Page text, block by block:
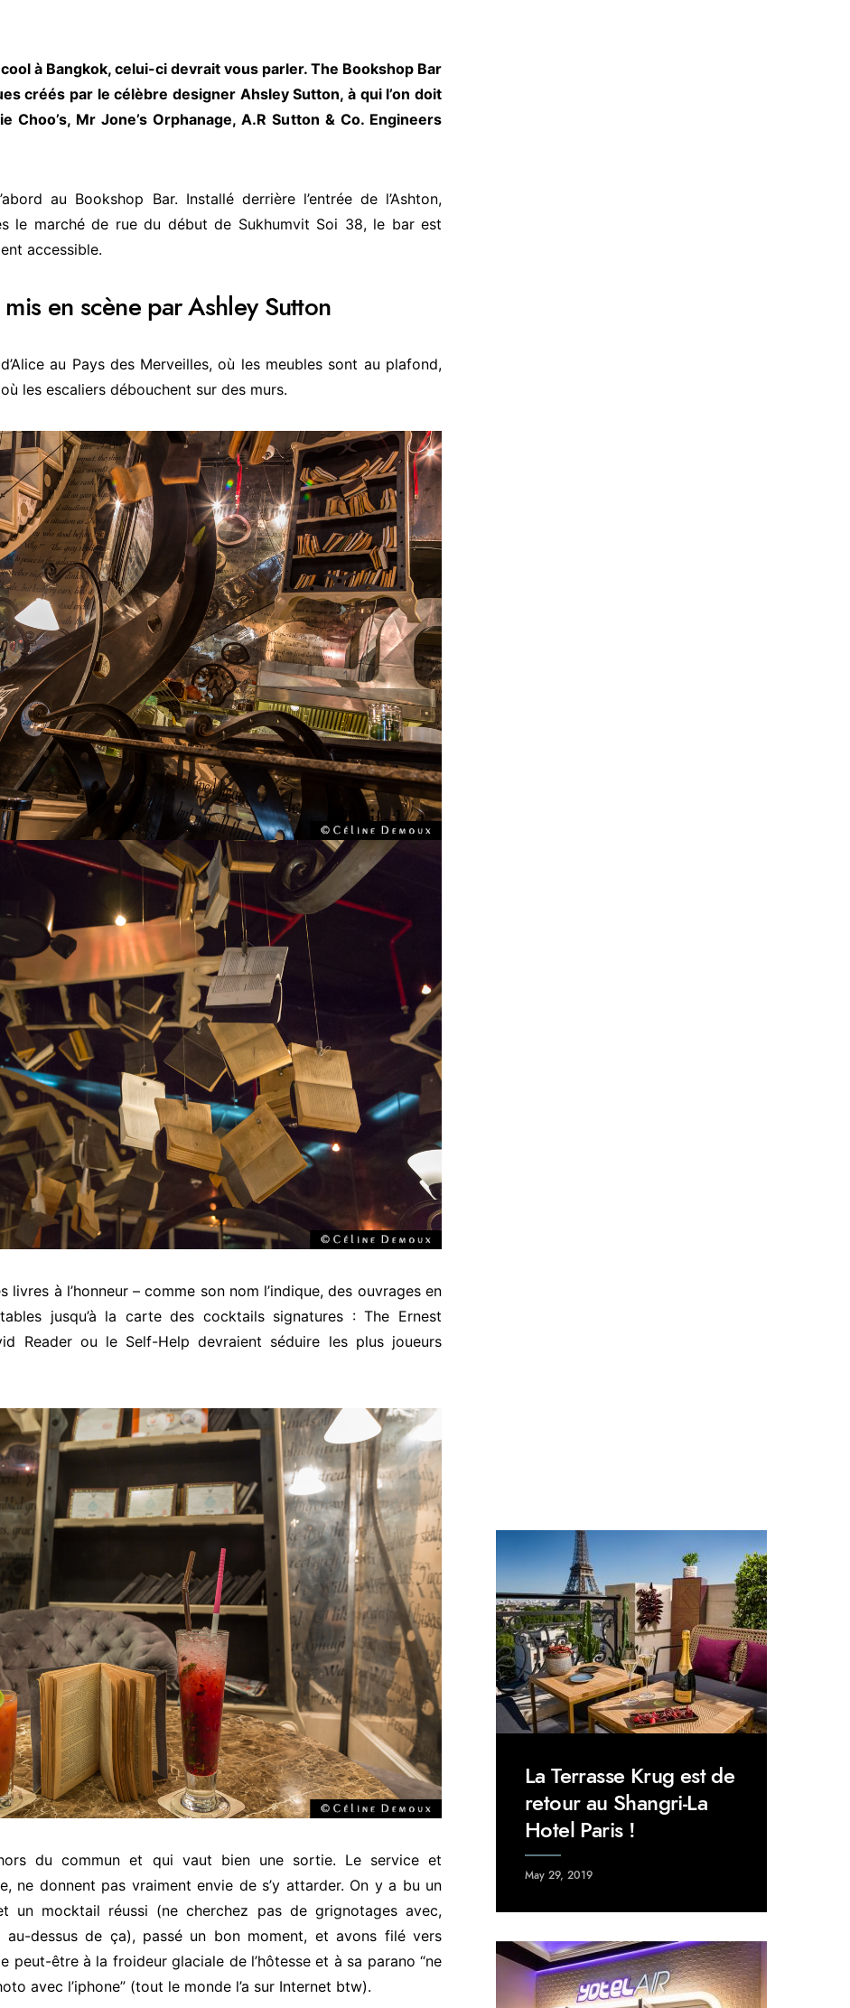
à Bangkok, celui-ci devrait vous parler. The Bookshop Bar
créés par le célèbre designer Ahsley Sutton, à qui l’on doit
Choo’s, Mr Jone’s Orphanage, A.R Sutton & Co. Engineers
au Bookshop Bar. Installé derrière l’entrée de l’Ashton,
le marché de rue du début de Sukhumvit Soi 38, le bar est
accessible.
mis en scène par Ashley Sutton
au Pays des Merveilles, où les meubles sont au plafond,
les escaliers débouchent sur des murs.
livres à l’honneur – comme son nom l’indique, des ouvrages en
jusqu’à la carte des cocktails signatures : The Ernest
Reader ou le Self-Help devraient séduire les plus joueurs
du commun et qui vaut bien une sortie. Le service et
ne donnent pas vraiment envie de s’y attarder. On y a bu un
un mocktail réussi (ne cherchez pas de grignotages avec,
au-dessus de ça), passé un bon moment, et avons filé vers
peut-être à la froideur glaciale de l’hôtesse et à sa parano “ne
avec l’iphone” (tout le monde l’a sur Internet btw).
La Terrasse Krug est de
retour au Shangri-La
Hotel Paris !
May 29, 2019